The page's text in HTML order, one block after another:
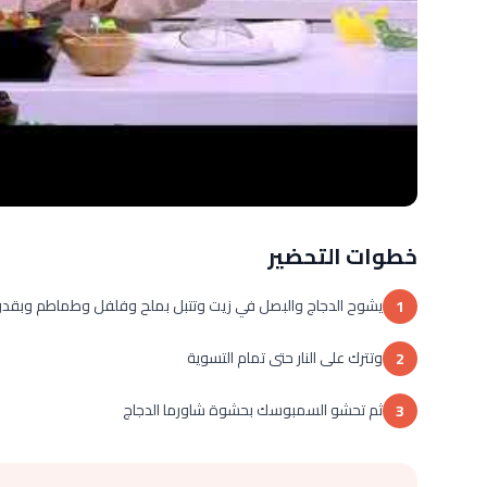
خطوات التحضير
1 يشوح الدجاج والبصل في زيت وتتبل بملح وفلفل وطماطم
2 وتترك على النار حتى تمام التسوية
3 ثم تحشو السمبوسك بحشوة شاورما الدجاج